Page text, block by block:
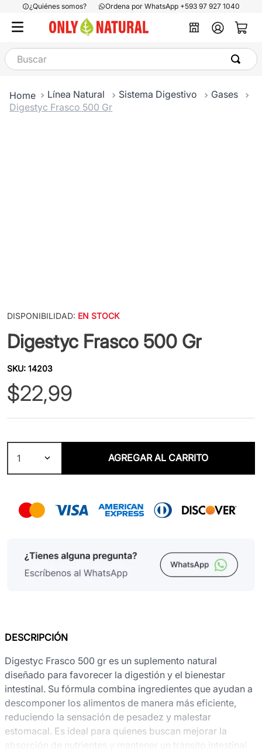
¿Quiénes somos? Ordena por WhatsApp +593 97 927 1040
Buscar
Línea Natural Sistema Digestivo
Gases
Digestyc Frasco 500 Gr
DISPONIBILIDAD: EN STOCK
Digestyc Frasco 500 Gr
SKU:14203
$22,99
1 AGREGAR AL CARRITO
DESCRIPCIÓN
Digestyc Frasco 500 gr es un suplemento natural
diseñado para favorecer la digestión y el bienestar
intestinal. Su fórmula combina ingredientes que ayudan a
descomponer los alimentos de manera más eficiente,
reduciendo la sensación de pesadez y malestar
estomacal. Es ideal para quienes buscan mejorar la
absorción de nutrientes y mantener un tránsito intestinal